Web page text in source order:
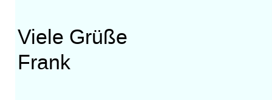
Viele Grüße
Frank